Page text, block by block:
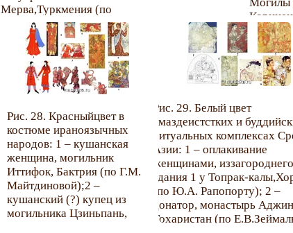
2005, рис. 2.35).
Мерва,Туркмения (по
В.Г. Луконину).
Украйны
Клочко);
кургана
Рис. 28. Красныйцвет в
костюме ираноязычных
народов: 1 – кушанская
женщина, могильник
Иттифок, Бактрия (по Г.М.
Майтдиновой);2 –
кушанский (?) купец из
могильника Цзиньпань,
Рис. 29. Белый цвет
вмаздеистстких и
ритуальных комплексах
Азии: 1 – оплакивание
женщинами, иззагороднего
здания 1 у Топрак-
(по Ю.А. Рапопорту); 2 –
донатор, монастырь
Тохаристан (по